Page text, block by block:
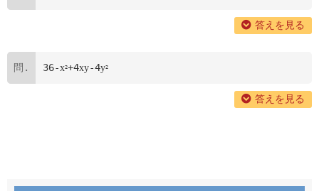
答えを見る
36-x2+4xy-4y2
答えを見る